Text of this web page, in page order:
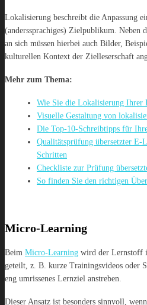
Lokalisierung beschreibt die Anpassung
(anderssprachiges) Zielpublikum. Neben
an sich müssen hierbei auch Bilder,
kulturellen Kontext der Zielleserschaft
Mehr zum Thema:
Wie Sie die Lokalisierung Ihrer
Visuelle Gestaltung von
Die Top-10-Schreibtipps für
Qualitätsprüfung übersetzter E-
Schritten
Checkliste zur Prüfung
So finden Sie den richtigen
Micro-Learning
Beim Micro-Learning wird der Lernstoff
geteilt, z. B. kurze Trainingsvideos oder
eng umrissenes Lernziel anstreben.
Dieser Ansatz ist besonders sinnvoll,